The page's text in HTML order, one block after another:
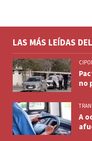
LAS MÁS LEÍDAS
no
A